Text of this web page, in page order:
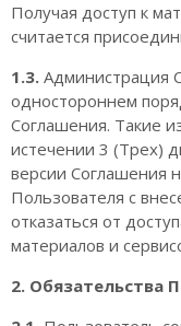
Получая доступ к
считается
1.3. Администрация
одностороннем
Соглашения. Такие
истечении 3 (Трех)
версии Соглашения
Пользователя с
отказаться от
материалов и
2. Обязательства